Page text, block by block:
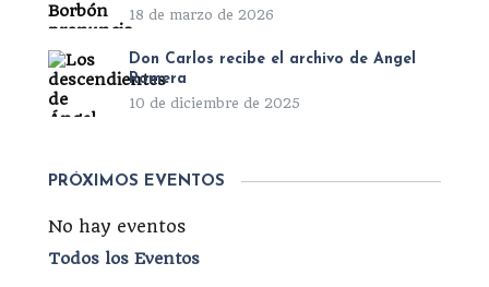
18 de marzo de 2026
Don Carlos recibe el archivo de Ángel
Romera
10 de diciembre de 2025
PRÓXIMOS EVENTOS
No hay eventos
Todos los Eventos